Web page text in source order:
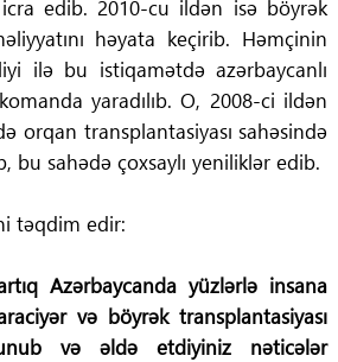
icra edib. 2010-cu ildən isə böyrək
həyata keçirib. Həmçinin
ilə bu istiqamətdə azərbaycanlı
yaradılıb. O, 2008-ci ildən
orqan transplantasiyası sahəsində
bu sahədə çoxsaylı yeniliklər edib.
təqdim edir:
Azərbaycanda yüzlərlə insana
və böyrək transplantasiyası
və əldə etdiyiniz nəticələr